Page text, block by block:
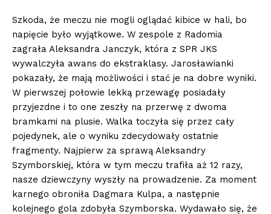
Szkoda, że meczu nie mogli oglądać kibice w hali, bo
napięcie było wyjątkowe. W zespole z Radomia
zagrała Aleksandra Janczyk, która z SPR JKS
wywalczyła awans do ekstraklasy. Jarosławianki
pokazały, że mają możliwości i stać je na dobre wyniki.
W pierwszej połowie lekką przewagę posiadały
przyjezdne i to one zeszły na przerwę z dwoma
bramkami na plusie. Walka toczyła się przez cały
pojedynek, ale o wyniku zdecydowały ostatnie
fragmenty. Najpierw za sprawą Aleksandry
Szymborskiej, która w tym meczu trafiła aż 12 razy,
nasze dziewczyny wyszły na prowadzenie. Za moment
karnego obroniła Dagmara Kulpa, a następnie
kolejnego gola zdobyła Szymborska. Wydawało się, że